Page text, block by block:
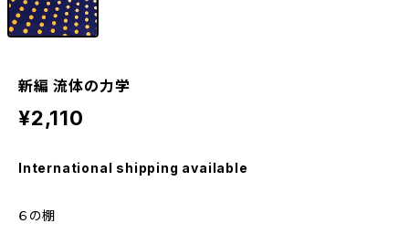
新編 流体の力学
¥2,110
International shipping available
６の棚